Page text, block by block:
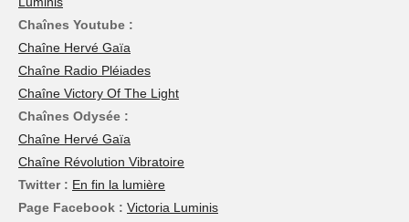
Chaînes Youtube :
Chaîne Hervé Gaïa
Chaîne Radio Pléiades
Chaîne Victory Of The Light
Chaînes Odysée :
Chaîne Hervé Gaïa
Chaîne Révolution Vibratoire
Twitter : En fin la lumière
Page Facebook : Victoria Luminis